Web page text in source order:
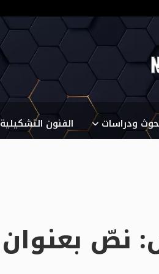
ودراسات الفنون التشكيلية
نصّ بعنوان